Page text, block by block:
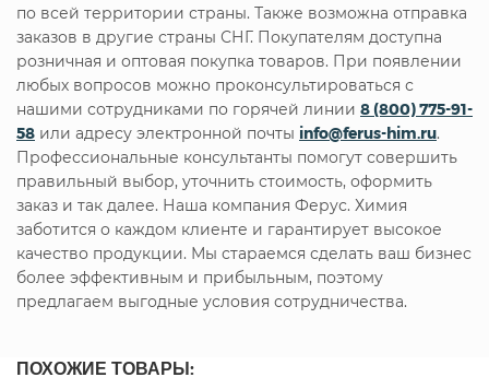
по всей территории страны. Также возможна отправка
заказов в другие страны СНГ. Покупателям доступна
розничная и оптовая покупка товаров. При появлении
любых вопросов можно проконсультироваться с
нашими сотрудниками по горячей линии 8 (800) 775-91-
58 или адресу электронной почты info@ferus-him.ru.
Профессиональные консультанты помогут совершить
правильный выбор, уточнить стоимость, оформить
заказ и так далее. Наша компания Ферус. Химия
заботится о каждом клиенте и гарантирует высокое
качество продукции. Мы стараемся сделать ваш бизнес
более эффективным и прибыльным, поэтому
предлагаем выгодные условия сотрудничества.
ПОХОЖИЕ ТОВАРЫ: